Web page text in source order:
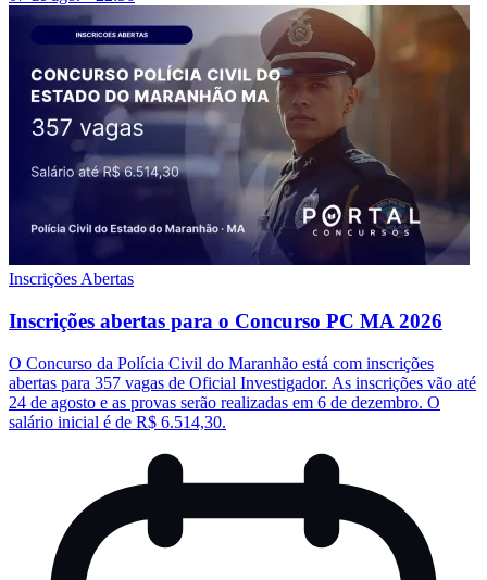
Inscrições Abertas
Inscrições abertas para o Concurso PC MA 2026
O Concurso da Polícia Civil do Maranhão está com inscrições
abertas para 357 vagas de Oficial Investigador. As inscrições vão até
24 de agosto e as provas serão realizadas em 6 de dezembro. O
salário inicial é de R$ 6.514,30.